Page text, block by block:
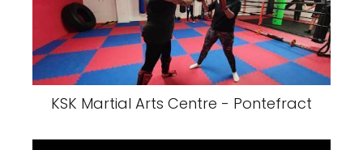
KSK Martial Arts Centre - Pontefract